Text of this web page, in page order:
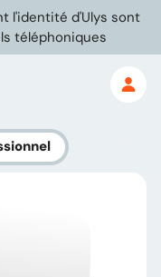
l'identité d'Ulys sont
téléphoniques